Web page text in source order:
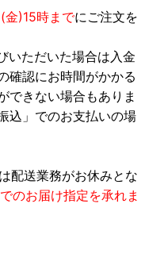
金)15時までにご注文を
いただいた場合は入金
確認にお時間がかかる
できない場合もありま
込」でのお支払いの場
配送業務がお休みとな
のお届け指定を承れま